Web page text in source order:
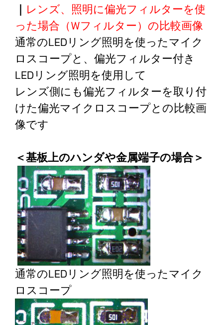
｜ レンズ、照明に偏光フィルターを使
った場合（Wフィルター）の比較画像
通常のLEDリング照明を使ったマイク
ロスコープと、偏光フィルター付き
LEDリング照明を使用して
レンズ側にも偏光フィルターを取り付
けた偏光マイクロスコープとの比較画
像です
＜基板上のハンダや金属端子の場合＞
通常のLEDリング照明を使ったマイク
ロスコープ